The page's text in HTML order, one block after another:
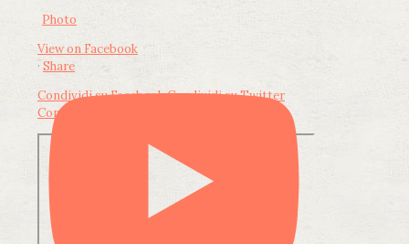
Photo
View on Facebook
· Share
Condividi su FacebookCondividi su Twitter
Condividi su LinkedIn